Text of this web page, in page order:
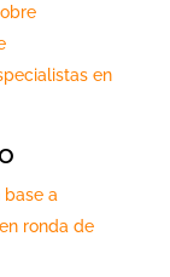
en
a
ronda de